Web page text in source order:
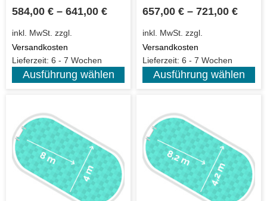
584,00 € – 641,00 €
inkl. MwSt. zzgl.
Versandkosten
Lieferzeit: 6 - 7 Wochen
Ausführung wählen
657,00 € – 721,00 €
inkl. MwSt. zzgl.
Versandkosten
Lieferzeit: 6 - 7 Wochen
Ausführung wählen